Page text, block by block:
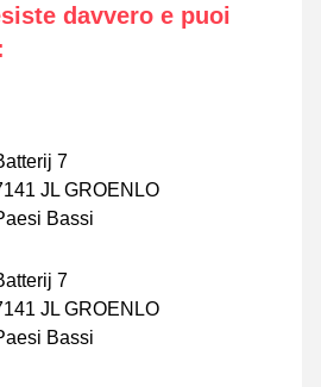
davvero e puoi
7
JL GROENLO
Bassi
7
JL GROENLO
Bassi